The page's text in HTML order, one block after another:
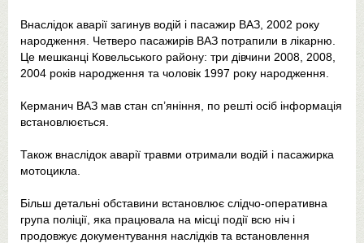
Внаслідок аварії загинув водій і пасажир ВАЗ, 2002 року
народження. Четверо пасажирів ВАЗ потрапили в лікарню.
Це мешканці Ковельського району: три дівчини 2008, 2008,
2004 років народження та чоловік 1997 року народження.
Керманич ВАЗ мав стан сп’яніння, по решті осіб інформація
встановлюється.
Також внаслідок аварії травми отримали водій і пасажирка
мотоцикла.
Більш детальні обставини встановлює слідчо-оперативна
група поліції, яка працювала на місці події всю ніч і
продовжує документування наслідків та встановлення